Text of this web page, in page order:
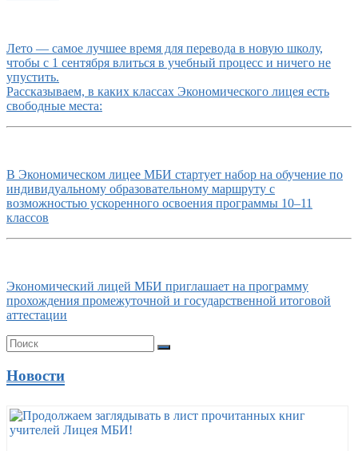
Лето — самое лучшее время для перевода в новую школу,
чтобы с 1 сентября влиться в учебный процесс и ничего не
упустить.
Рассказываем, в каких классах Экономического лицея есть
свободные места:
В Экономическом лицее МБИ стартует набор на обучение по
индивидуальному образовательному маршруту с
возможностью ускоренного освоения программы 10–11
классов
Экономический лицей МБИ приглашает на программу
прохождения промежуточной и государственной итоговой
аттестации
Новости